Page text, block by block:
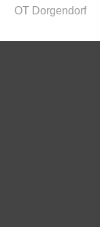
OT Dorgendorf